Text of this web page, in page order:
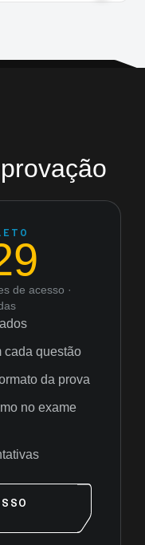
de acesso ·
cada questão
da prova
no exame